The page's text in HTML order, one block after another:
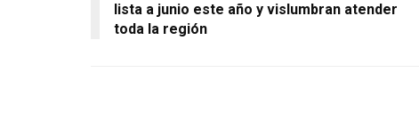
lista a junio este año y vislumbran atender
toda la región